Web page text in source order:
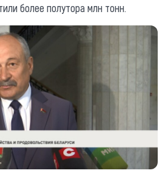
более полутора млн тонн.